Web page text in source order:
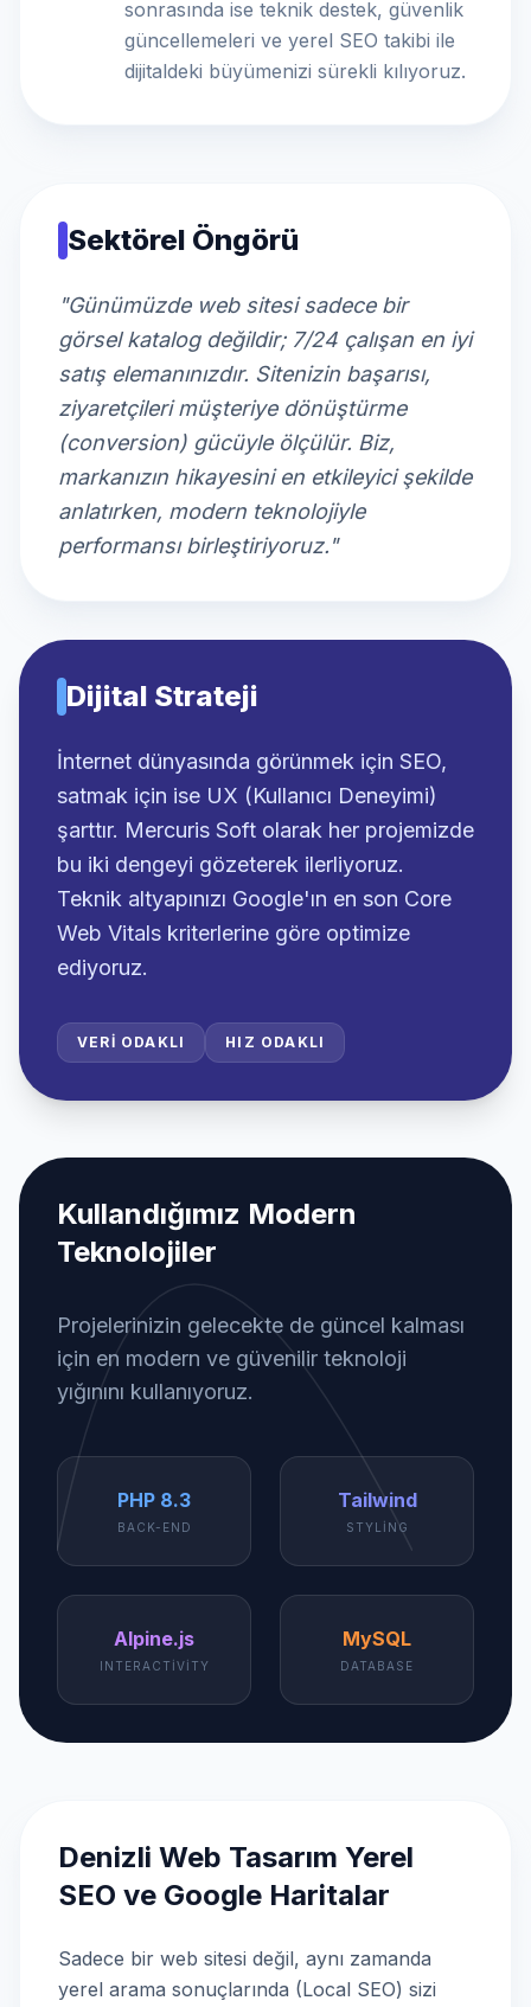
sonrasında ise teknik destek, güvenlik
güncellemeleri ve yerel SEO takibi ile
dijitaldeki büyümenizi sürekli kılıyoruz.
Sektörel Öngörü
"Günümüzde web sitesi sadece bir
görsel katalog değildir; 7/24 çalışan en iyi
satış elemanınızdır. Sitenizin başarısı,
ziyaretçileri müşteriye dönüştürme
(conversion) gücüyle ölçülür. Biz,
markanızın hikayesini en etkileyici şekilde
anlatırken, modern teknolojiyle
performansı birleştiriyoruz."
Dijital Strateji
İnternet dünyasında görünmek için SEO,
satmak için ise UX (Kullanıcı Deneyimi)
şarttır. Mercuris Soft olarak her projemizde
bu iki dengeyi gözeterek ilerliyoruz.
Teknik altyapınızı Google'ın en son Core
Web Vitals kriterlerine göre optimize
ediyoruz.
VERI ODAKLI HIZ ODAKLI
Kullandığımız Modern
Teknolojiler
Projelerinizin gelecekte de güncel kalması
için en modern ve güvenilir teknoloji
yığınını kullanıyoruz.
PHP 8.3
BACK-END
Tailwind
STYLING
Alpine.js
INTERACTIVITY
MySQL
DATABASE
Denizli Web Tasarım Yerel
SEO ve Google Haritalar
Sadece bir web sitesi değil, aynı zamanda
yerel arama sonuçlarında (Local SEO) sizi